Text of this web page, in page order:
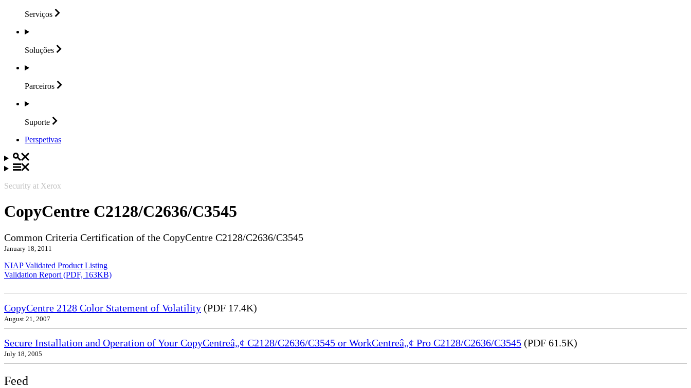
Serviços
Soluções
Parceiros
Suporte
Perspetivas
Security at Xerox
CopyCentre C2128/C2636/C3545
Common Criteria Certification of the CopyCentre C2128/C2636/C3545
January 18, 2011
NIAP Validated Product Listing
Validation Report (PDF, 163KB)
CopyCentre 2128 Color Statement of Volatility (PDF 17.4K)
August 21, 2007
Secure Installation and Operation of Your CopyCentreâ„¢ C2128/C2636/C3545 or WorkCentreâ„¢ Pro C2128/C2636/C3545 (PDF 61.5K)
July 18, 2005
Feed